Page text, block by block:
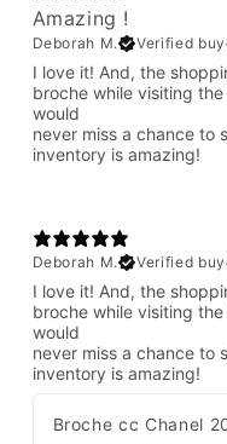
Amazing !
Deborah M. Verified
I love it! And, the
broche while visiting
would
never miss a chance to
inventory is amazing!
Deborah M.
Verified
I love it! And, the
broche while visiting
would
never miss a chance to
inventory is amazing!
Broche cc Chanel